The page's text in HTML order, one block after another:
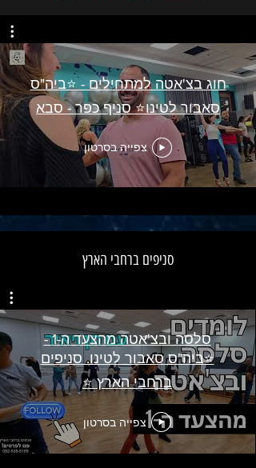
חוג בצ'אטה למתחילים - ⭐️ביה"ס
סאבור לטינו⭐️ סניף כפר - סבא
צפייה בסרטון
סניפים ברחבי הארץ
סלסה ובצ'אטה מהצעד ה-1 -
⭐️ביה"ס סאבור לטינו. סניפים
ברחבי הארץ ⭐️
צפייה בסרטון